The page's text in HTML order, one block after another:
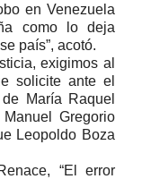
en Venezuela
como lo deja
país”, acotó.
exigimos al
solicite ante el
María Raquel
Gregorio
Leopoldo Boza
“El error